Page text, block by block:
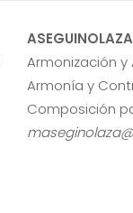
Armonización y
Armonía y
Composición